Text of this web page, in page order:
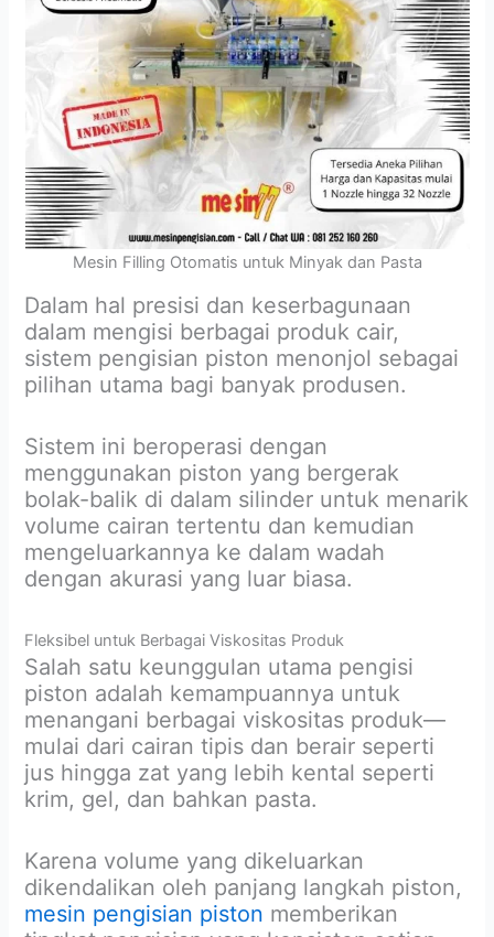
Mesin Filling Otomatis untuk Minyak dan Pasta
Dalam hal presisi dan keserbagunaan
dalam mengisi berbagai produk cair,
sistem pengisian piston menonjol sebagai
pilihan utama bagi banyak produsen.
Sistem ini beroperasi dengan
menggunakan piston yang bergerak
bolak-balik di dalam silinder untuk menarik
volume cairan tertentu dan kemudian
mengeluarkannya ke dalam wadah
dengan akurasi yang luar biasa.
Fleksibel untuk Berbagai Viskositas Produk
Salah satu keunggulan utama pengisi
piston adalah kemampuannya untuk
menangani berbagai viskositas produk—
mulai dari cairan tipis dan berair seperti
jus hingga zat yang lebih kental seperti
krim, gel, dan bahkan pasta.
Karena volume yang dikeluarkan
dikendalikan oleh panjang langkah piston,
mesin pengisian piston memberikan